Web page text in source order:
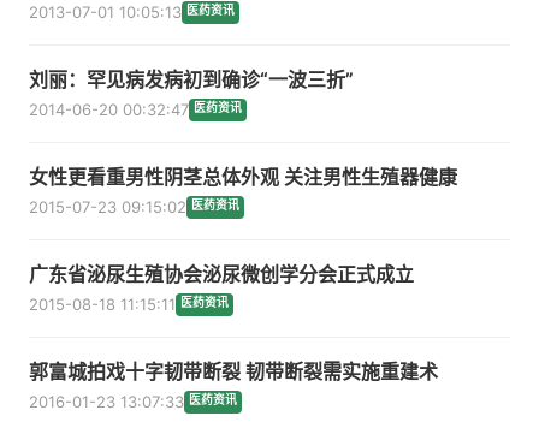
2013-07-01 10:05:13 医药资讯
刘丽：罕见病发病初到确诊“一波三折”
2014-06-20 00:32:47 医药资讯
女性更看重男性阴茎总体外观 关注男性生殖器健康
2015-07-23 09:15:02 医药资讯
广东省泌尿生殖协会泌尿微创学分会正式成立
2015-08-18 11:15:11 医药资讯
郭富城拍戏十字韧带断裂 韧带断裂需实施重建术
2016-01-23 13:07:33 医药资讯